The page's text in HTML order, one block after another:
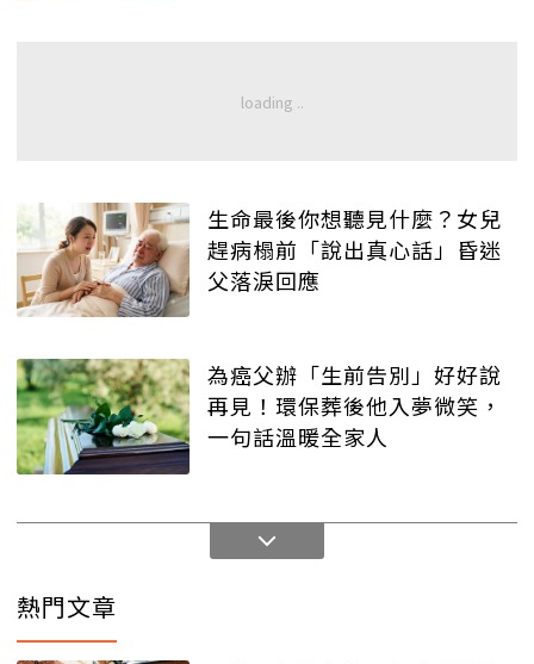
生命最後你想聽見什麼？女兒
趕病榻前「說出真心話」昏迷
父落淚回應
為癌父辦「生前告別」好好說
再見！環保葬後他入夢微笑，
一句話溫暖全家人
熱門文章